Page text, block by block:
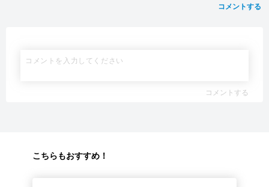
コメントする
コメントする
こちらもおすすめ！